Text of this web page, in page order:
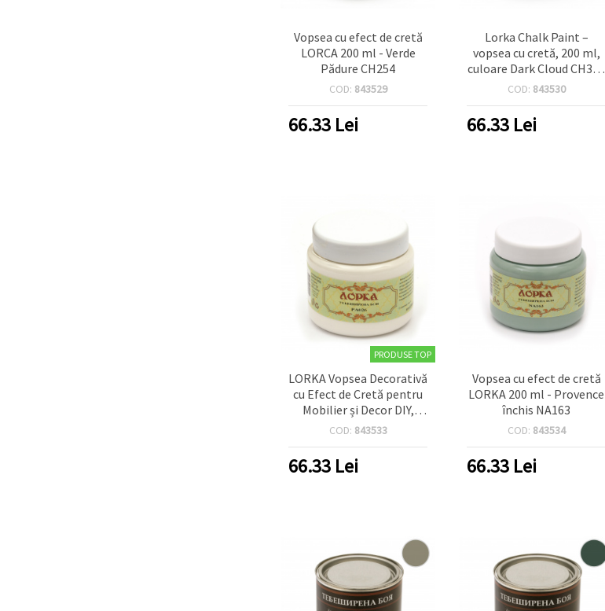
Vopsea cu efect de cretă
LORCA 200 ml - Verde
Pădure CH254
COD: 843529
66.33 Lei
Lorka Chalk Paint –
vopsea cu cretă, 200 ml,
culoare Dark Cloud CH375
– efect mat pentru
proiecte hobby DIY
COD: 843530
66.33 Lei
PRODUSE TOP
LORKA Vopsea Decorativă
cu Efect de Cretă pentru
Mobilier și Decor DIY,
Mată, 200 ml, Old White
COD: 843533
66.33 Lei
Vopsea cu efect de cretă
LORKA 200 ml - Provence
închis NA163
COD: 843534
66.33 Lei